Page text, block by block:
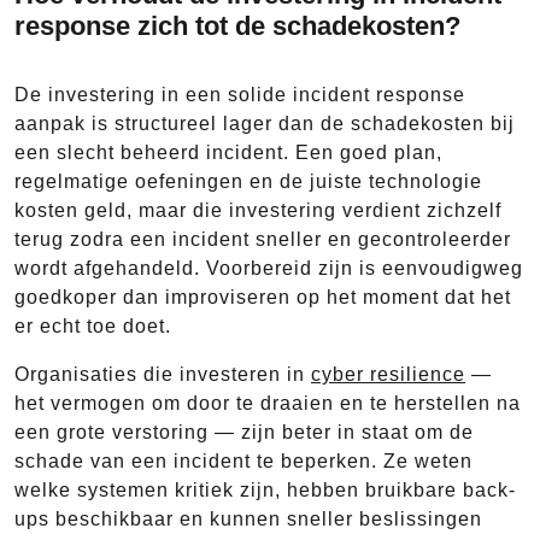
response zich tot de schadekosten?
De investering in een solide incident response
aanpak is structureel lager dan de schadekosten bij
een slecht beheerd incident. Een goed plan,
regelmatige oefeningen en de juiste technologie
kosten geld, maar die investering verdient zichzelf
terug zodra een incident sneller en gecontroleerder
wordt afgehandeld. Voorbereid zijn is eenvoudigweg
goedkoper dan improviseren op het moment dat het
er echt toe doet.
Organisaties die investeren in cyber resilience —
het vermogen om door te draaien en te herstellen na
een grote verstoring — zijn beter in staat om de
schade van een incident te beperken. Ze weten
welke systemen kritiek zijn, hebben bruikbare back-
ups beschikbaar en kunnen sneller beslissingen